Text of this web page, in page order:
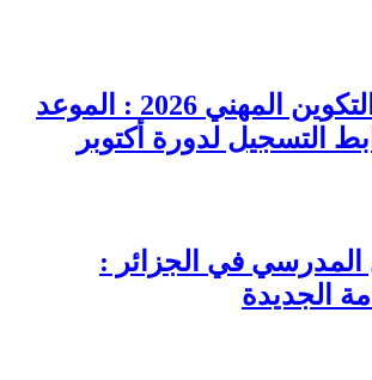
التسجيل في التكوين المهني 2026 : الموعد
التسجيل لدورة أكتوبر
المدرسي في الجزائر :
الجديدة